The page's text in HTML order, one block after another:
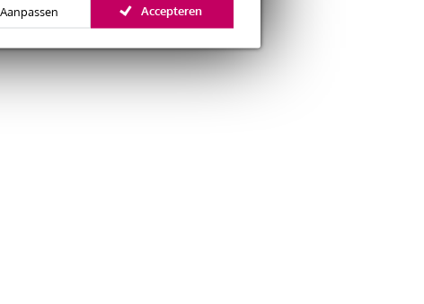
Aanpassen Accepteren